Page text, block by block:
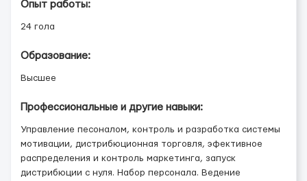
Опыт работы:
24 гола
Образование:
Высшее
Профессиональные и другие навыки:
Управление песоналом, контроль и разработка системы
мотивации, дистрибюционная торговля, эфективное
распределения и контроль маркетинга, запуск
дистрибюции с нуля. Набор персонала. Ведение